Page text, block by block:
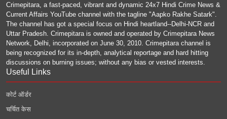
Crimepitara, a fast-paced, vibrant and dynamic 24x7 Hindi Crime News &
Current Affairs YouTube channel with the tagline "Aapko Rakhe Satark".
The channel has got a special focus on Hindi heartland--Delhi-NCR and
Uttar Pradesh. Crimepitara is owned and operated by Crimepitara News
Network, Delhi, incorporated on June 30, 2010. Crimepitara channel is
being recognized for its in-depth, analytical reportage and hard hitting
discussions on burning issues; without any bias or vested interests.
Useful Links
कोर्ट ऑर्डर
चर्चित केस